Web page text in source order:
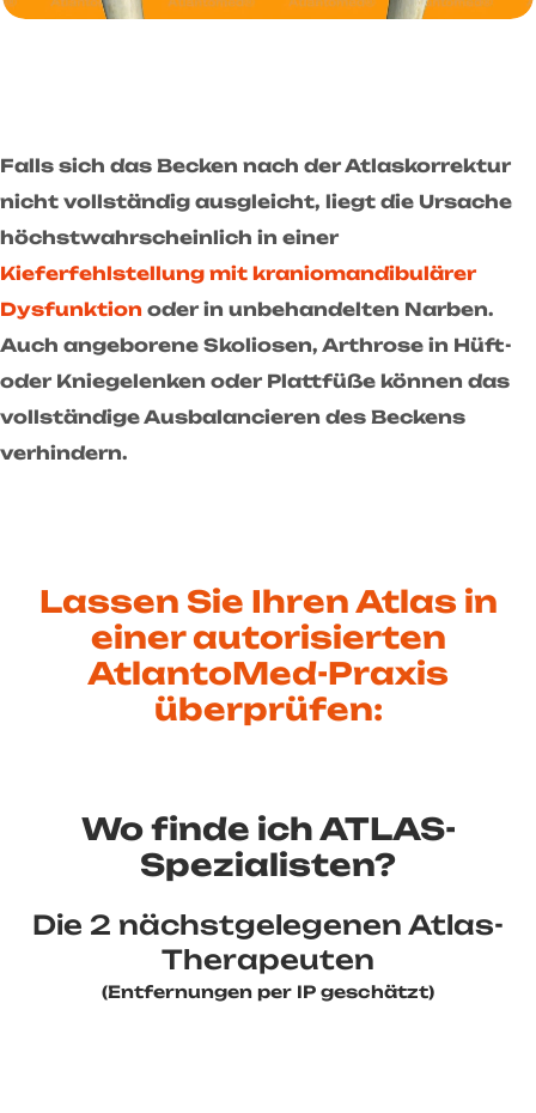
Falls sich das Becken nach der Atlaskorrektur
nicht vollständig ausgleicht, liegt die Ursache
höchstwahrscheinlich in einer
Kieferfehlstellung mit kraniomandibulärer
Dysfunktion oder in unbehandelten Narben.
Auch angeborene Skoliosen, Arthrose in Hüft-
oder Kniegelenken oder Plattfüße können das
vollständige Ausbalancieren des Beckens
verhindern.
Lassen Sie Ihren Atlas in
einer autorisierten
AtlantoMed-Praxis
überprüfen:
Wo finde ich ATLAS-
Spezialisten?
Die 2 nächstgelegenen Atlas-
Therapeuten
(Entfernungen per IP geschätzt)